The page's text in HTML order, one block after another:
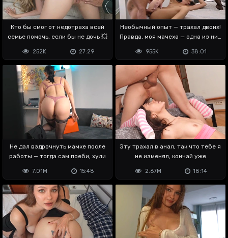
Кто бы смог от недотраха всей
семье помочь, если бы не дочь 💥
27:29
252K
Необычный опыт — трахал двоих!
Правда, моя мачеха — одна из них
38:01
955K
Не дал вздрочнуть мамке после
работы — тогда сам поеби, хули
15:48
7.01M
Эту трахал в анал, так что тебе я
не изменял, кончай уже
18:14
2.67M